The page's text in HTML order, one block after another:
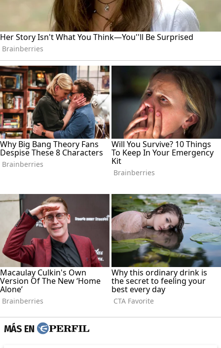
MÁS EN